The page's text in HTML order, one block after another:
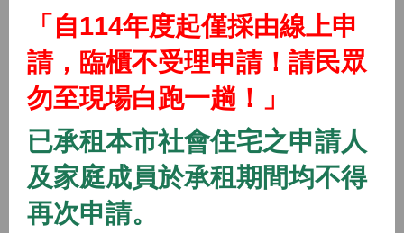
(115年隨到隨辦)中路三號社會住宅
2026/01/01 08:00 ~
(115年隨到隨辦)中路四號社會住宅
2026/01/01 08:00 ~
「自114年度起僅採由線上申
請，臨櫃不受理申請！請民眾
勿至現場白跑一趟！」
已承租本市社會住宅之申請人
及家庭成員於承租期間均不得
再次申請。